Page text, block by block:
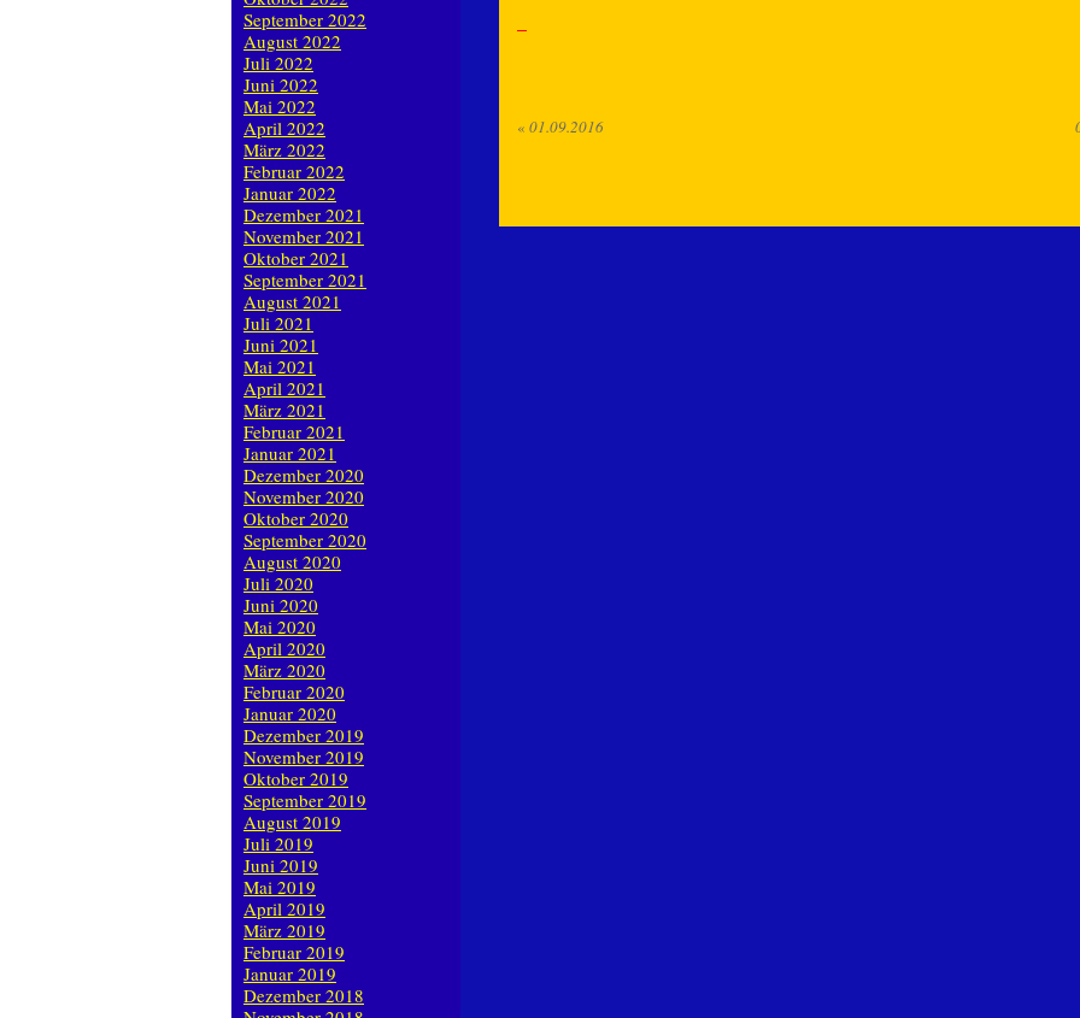
« 01.09.2016
September 2022
August 2022
Juli 2022
Juni 2022
Mai 2022
April 2022
März 2022
Februar 2022
Januar 2022
Dezember 2021
November 2021
Oktober 2021
September 2021
August 2021
Juli 2021
Juni 2021
Mai 2021
April 2021
März 2021
Februar 2021
Januar 2021
Dezember 2020
November 2020
Oktober 2020
September 2020
August 2020
Juli 2020
Juni 2020
Mai 2020
April 2020
März 2020
Februar 2020
Januar 2020
Dezember 2019
November 2019
Oktober 2019
September 2019
August 2019
Juli 2019
Juni 2019
Mai 2019
April 2019
März 2019
Februar 2019
Januar 2019
Dezember 2018